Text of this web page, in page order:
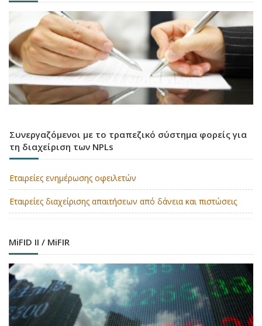
Συνεργαζόμενοι με το τραπεζικό σύστημα φορείς για
τη διαχείριση των NPLs
Εταιρείες ενημέρωσης οφειλετών
Εταιρείες διαχείρισης απαιτήσεων από δάνεια και πιστώσεις
MiFID II / MiFIR